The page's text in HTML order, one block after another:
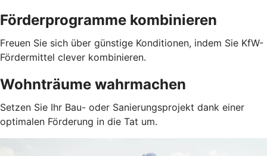
Förderprogramme kombinieren
Freuen Sie sich über günstige Konditionen, indem Sie KfW-
Fördermittel clever kombinieren.
Wohnträume wahrmachen
Setzen Sie Ihr Bau- oder Sanierungsprojekt dank einer
optimalen Förderung in die Tat um.